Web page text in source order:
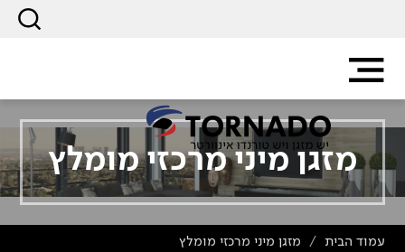
מזגן מיני מרכזי מומלץ
עמוד הבית / מזגן מיני מרכזי מומלץ